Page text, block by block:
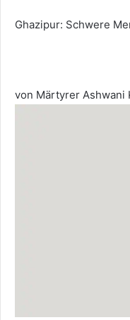
Ghazipur: Schwere
von Märtyrer Ashwani